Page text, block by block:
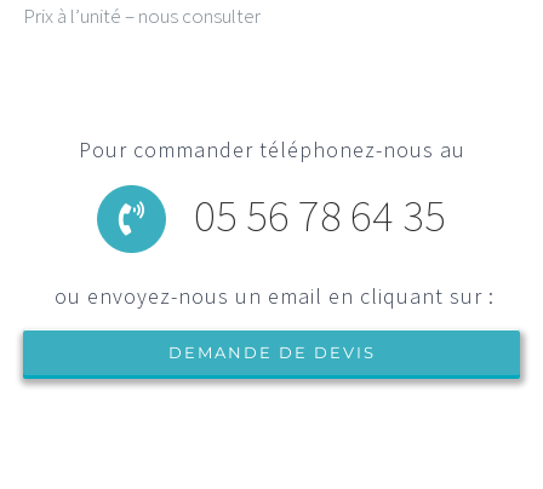
Prix à l’unité – nous consulter
Pour commander téléphonez-nous au
05 56 78 64 35
ou envoyez-nous un email en cliquant sur :
DEMANDE DE DEVIS